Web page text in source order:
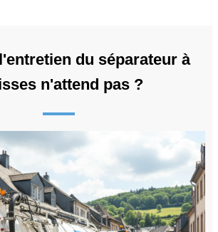
du séparateur à
n'attend pas ?